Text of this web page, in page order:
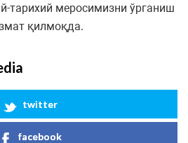
тарихий меросимизни ўрганиш
қилмоқда.
twitter
facebook